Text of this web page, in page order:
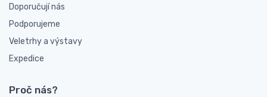
Doporučují nás
Podporujeme
Veletrhy a výstavy
Expedice
Proč nás?